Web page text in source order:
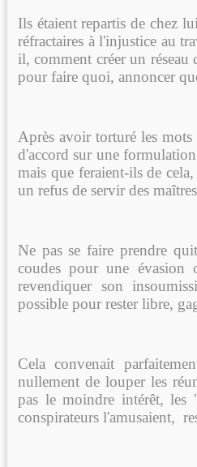
Ils étaient repartis de chez
réfractaires à l'injustice au
il, comment créer un
pour faire quoi, annoncer
Après avoir torturé les mots
d'accord sur une
mais que feraient-ils de
un refus de servir des
Ne pas se faire prendre
coudes pour une évasion
revendiquer son
possible pour rester libre,
Cela convenait
nullement de louper les
pas le moindre intérêt, les
conspirateurs l'amusaient,